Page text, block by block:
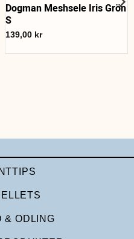
Dogman Meshsele Iris Grön
S
139,00 kr
& ODLING